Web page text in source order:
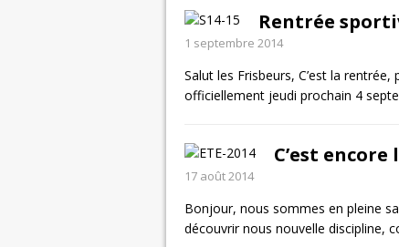
Rentrée
1 septembre 2014
Salut les Frisbeurs, C’est la
officiellement jeudi prochain 4
C’est encore
17 août 2014
Bonjour, nous sommes en pleine
découvrir nous nouvelle discipline,